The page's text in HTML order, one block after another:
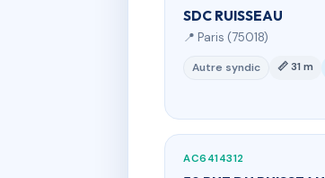
SDC RUISSEAU
📍 Paris (75018)
Autre syndic 📏 31 m
AC6414312